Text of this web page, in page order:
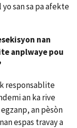
san sa pa afekte
sekisyon nan
anplwaye pou
responsablite
an ka rive
an pèsòn
espas travay a